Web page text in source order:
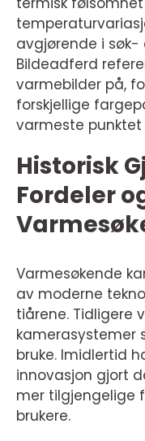
avgjørende i søk-
Bildeadferd
varmebilder på,
forskjellige
varmeste punktet
Historisk
Fordeler
Varmesøkende
av moderne
tiårene. Tidligere
kamerasystemer
bruke. Imidlertid
innovasjon gjort
mer tilgjengelige
brukere.